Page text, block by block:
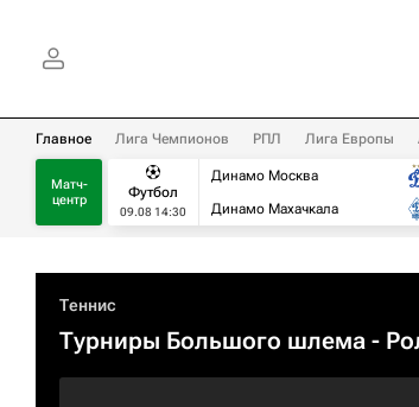
Главное Лига Чемпионов РПЛ Лига Европы
Матч-
центр
Футбол
09.08 14:30
Динамо Москва
Динамо Махачкала
Теннис
Турниры Большого шлема -